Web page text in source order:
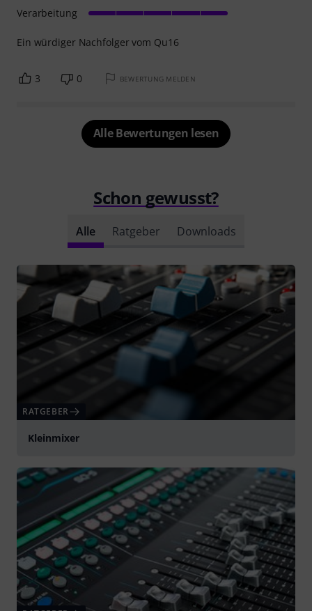
Ein würdiger Nachfolger vom Qu16
Verarbeitung
3 0 BEWERTUNG MELDEN
Alle Bewertungen lesen
Schon gewusst?
Alle Ratgeber Downloads
RATGEBER
Kleinmixer